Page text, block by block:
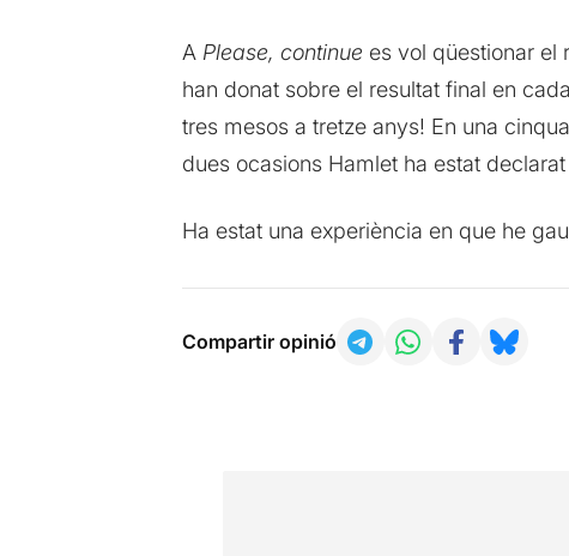
A Please, continue es vol qüestionar el
han donat sobre el resultat final en
tres mesos a tretze anys! En una
dues ocasions Hamlet ha estat
Ha estat una experiència en que he
Compartir opinió